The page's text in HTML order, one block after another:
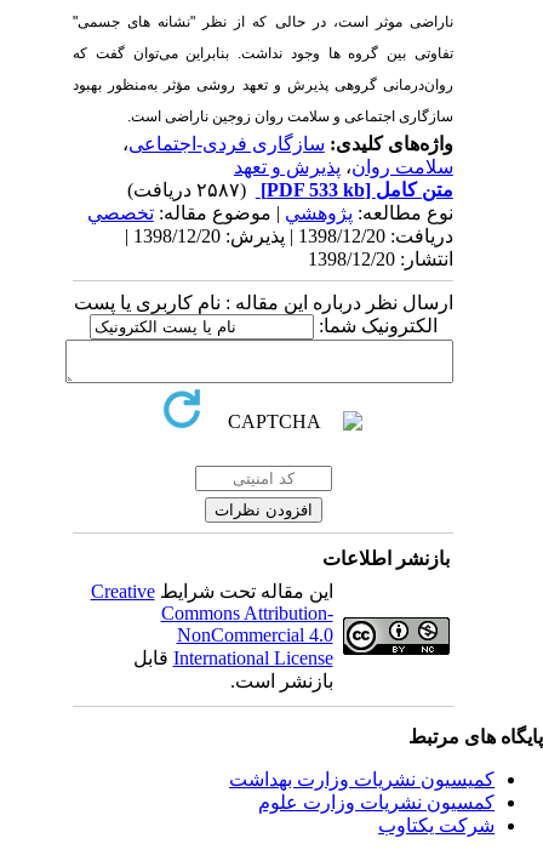
ناراضی موثر است، در حالی که از نظر "نشانه های جسمی"
تفاوتی بین گروه ها وجود نداشت. بنابراین می‌توان گفت که
روان‌درمانی گروهی پذیرش و تعهد روشی مؤثر به‌منظور بهبود
سازگاری اجتماعی و سلامت روان زوجین ناراضی است.
واژه‌های کلیدی:سازگاری فردی-اجتماعی،
سلامت روان ،پذیرش و تعهد
متن کامل[PDF 533 kb]
نوع مطالعه:پژوهشي| موضوع مقاله:تخصصي
دریافت: 1398/12/20 | پذیرش: 1398/12/20 |
انتشار: 1398/12/20
ارسال نظر درباره این مقاله : نام کاربری یا پست
الکترونیک شما:
بازنشر اطلاعات
این مقاله تحت شرایطCreative
Commons Attribution-
NonCommercial 4.0
International Licenseقابل
بازنشر است.
های مرتبط
کمیسیون نشریات وزارت بهداشت
کمسیون نشریات وزارت علوم
شرکت یکتاوب